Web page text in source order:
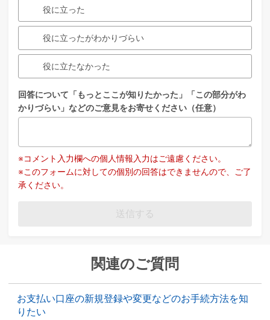
役に立った
役に立ったがわかりづらい
役に立たなかった
回答について「もっとここが知りたかった」「この部分がわ
かりづらい」などのご意見をお寄せください（任意）
※コメント入力欄への個人情報入力はご遠慮ください。
※このフォームに対しての個別の回答はできませんので、ご了
承ください。
送信する
関連のご質問
お支払い口座の新規登録や変更などのお手続方法を知
りたい